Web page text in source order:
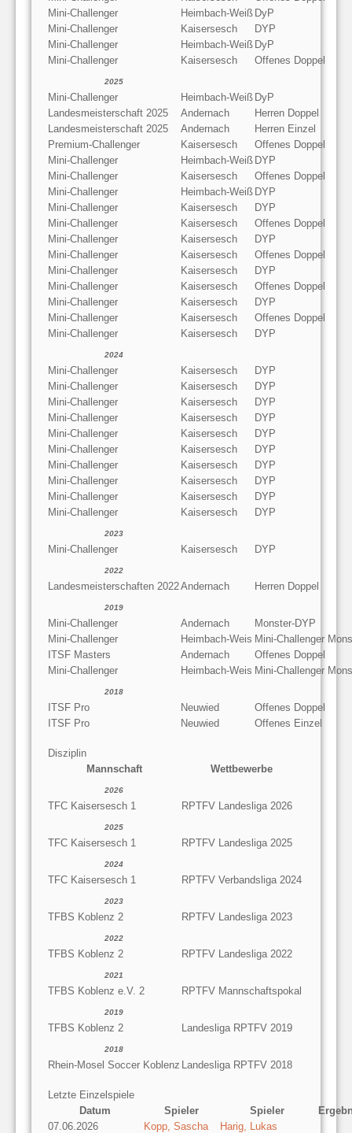
Mini-Challenger
Heimbach-Weiß DyP
Mini-Challenger
Kaisersesch
DYP
Mini-Challenger
Heimbach-Weiß DyP
Mini-Challenger
Kaisersesch Offenes Doppel
2025
Mini-Challenger Heimbach-Weiß DyP
Landesmeisterschaft 2025
Andernach
Herren Doppel
Landesmeisterschaft 2025
Andernach
Herren Einzel
Premium-Challenger
Kaisersesch
Offenes Doppel
Mini-Challenger
Heimbach-Weiß DYP
Mini-Challenger
Kaisersesch
Offenes Doppel
Mini-Challenger
Heimbach-Weiß DYP
Mini-Challenger
Kaisersesch
DYP
Mini-Challenger
Kaisersesch
Offenes Doppel
Mini-Challenger
Kaisersesch
DYP
Mini-Challenger
Kaisersesch
Offenes Doppel
Mini-Challenger
Kaisersesch
DYP
Mini-Challenger
Kaisersesch
Offenes Doppel
Mini-Challenger
Kaisersesch
DYP
Mini-Challenger
Kaisersesch
Offenes Doppel
Mini-Challenger
Kaisersesch DYP
2024
Mini-Challenger Kaisersesch
DYP
Mini-Challenger
Kaisersesch
DYP
Mini-Challenger
Kaisersesch
DYP
Mini-Challenger
Kaisersesch
DYP
Mini-Challenger
Kaisersesch
DYP
Mini-Challenger
Kaisersesch
DYP
Mini-Challenger
Kaisersesch
DYP
Mini-Challenger
Kaisersesch
DYP
Mini-Challenger
Kaisersesch
DYP
Mini-Challenger
Kaisersesch DYP
2023
Mini-Challenger Kaisersesch DYP
2022
Landesmeisterschaften 2022Andernach Herren Doppel
2019
Mini-Challenger Andernach
Monster-DYP
Mini-Challenger
Heimbach-Weis Mini-Challenger
ITSF Masters
Andernach
Offenes Doppel
Mini-Challenger
Heimbach-Weis Mini-Challenger
2018
ITSF Pro Neuwied
Offenes Doppel
ITSF Pro
Neuwied Offenes Einzel
Disziplin
Mannschaft
Wettbewerbe
2026
TFC Kaisersesch 1 RPTFV Landesliga 2026
2025
TFC Kaisersesch 1 RPTFV Landesliga 2025
2024
TFC Kaisersesch 1 RPTFV Verbandsliga 2024
2023
TFBS Koblenz 2 RPTFV Landesliga 2023
2022
TFBS Koblenz 2 RPTFV Landesliga 2022
2021
TFBS Koblenz e.V. 2 RPTFV Mannschaftspokal
2019
TFBS Koblenz 2 Landesliga RPTFV 2019
2018
Rhein-Mosel Soccer Koblenz Landesliga RPTFV 2018
Letzte Einzelspiele
Datum
Spieler Spieler
07.06.2026
Kopp, Sascha Harig, Lukas